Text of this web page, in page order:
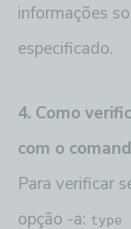
informações
especificado.
4. Como
com o
Para verificar
opção -a: type